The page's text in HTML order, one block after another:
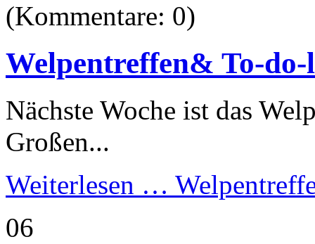
(Kommentare: 0)
Welpentreffen& To-
Nächste Woche ist das
Großen...
Weiterlesen …
06